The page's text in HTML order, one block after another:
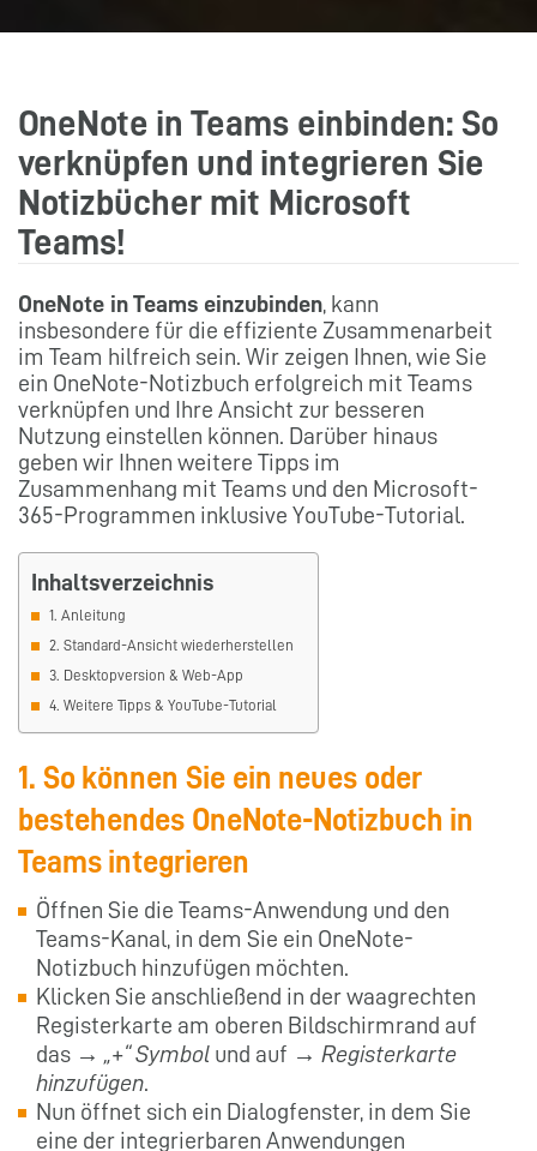
OneNote in Teams einbinden: So
verknüpfen und integrieren Sie
Notizbücher mit Microsoft
Teams!
OneNote in Teams einzubinden, kann
insbesondere für die effiziente Zusammenarbeit
im Team hilfreich sein. Wir zeigen Ihnen, wie Sie
ein OneNote-Notizbuch erfolgreich mit Teams
verknüpfen und Ihre Ansicht zur besseren
Nutzung einstellen können. Darüber hinaus
geben wir Ihnen weitere Tipps im
Zusammenhang mit Teams und den Microsoft-
365-Programmen inklusive YouTube-Tutorial.
Inhaltsverzeichnis
1. Anleitung
2. Standard-Ansicht wiederherstellen
3. Desktopversion & Web-App
4. Weitere Tipps & YouTube-Tutorial
1. So können Sie ein neues oder
bestehendes OneNote-Notizbuch in
Teams integrieren
Öffnen Sie die Teams-Anwendung und den
Teams-Kanal, in dem Sie ein OneNote-
Notizbuch hinzufügen möchten.
Klicken Sie anschließend in der waagrechten
Registerkarte am oberen Bildschirmrand auf
das → „+“ Symbol und auf → Registerkarte
hinzufügen.
Nun öffnet sich ein Dialogfenster, in dem Sie
eine der integrierbaren Anwendungen